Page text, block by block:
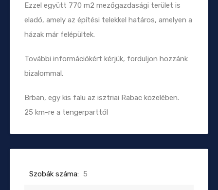
Ezzel együtt 770 m2 mezőgazdasági terület is
eladó, amely az építési telekkel határos, amelyen a
házak már felépültek.
További információkért kérjük, forduljon hozzánk
bizalommal.
Brban, egy kis falu az isztriai Rabac közelében.
25 km-re a tengerparttól
Szobák száma: 5